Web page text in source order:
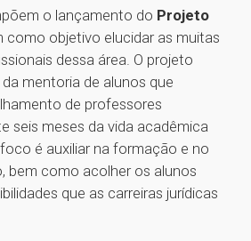
o lançamento do Projeto
como objetivo elucidar as muitas
dessa área. O projeto
mentoria de alunos que
de professores
seis meses da vida acadêmica
é auxiliar na formação e no
bem como acolher os alunos
que as carreiras jurídicas